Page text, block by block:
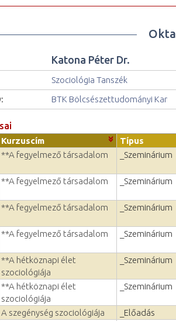
Katona Péter Dr.
Szociológia Tanszék
BTK Bölcsészettudományi Kar
Kurzuscím
Típus
**A fegyelmező társadalom _Szeminárium
**A fegyelmező társadalom _Szeminárium
**A fegyelmező társadalom _Szeminárium
**A fegyelmező társadalom _Szeminárium
**A hétköznapi élet
szociológiája
_Szeminárium
**A hétköznapi élet
szociológiája
_Szeminárium
A szegénység szociológiája
_Előadás